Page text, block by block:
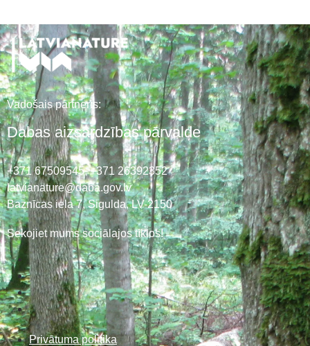
Vadošais partneris:
Dabas aizsardzības pārvalde
+371 67509545,+371 26392352
latvianature@daba.gov.lv
Baznīcas iela 7, Sigulda, LV-2150
Sekojiet mums sociālajos tīklos!
Privātuma politika